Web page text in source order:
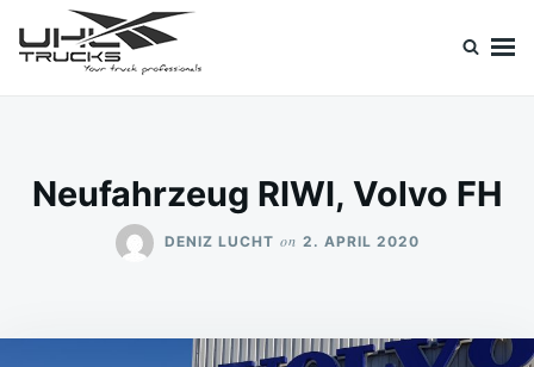
Search
for:
Neufahrzeug RIWI, Volvo FH
DENIZ LUCHT on 2. APRIL 2020